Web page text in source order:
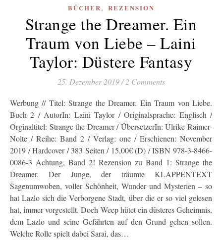
BÜCHER, REZENSION
Strange the Dreamer. Ein
Traum von Liebe – Laini
Taylor: Düstere Fantasy
25. Dezember 2019/ 2 Comments
Werbung // Titel: Strange the Dreamer. Ein Traum von Liebe.
Buch 2 / AutorIn: Laini Taylor / Originalsprache: Englisch /
Orginaltitel: Strange the Dreamer / ÜbersetzerIn: Ulrike Raimer-
Nolte / Reihe: Band 2 / Verlag: one / Erschienen: November
2019 / Hardcover / 383 Seiten / 15,00€ (D) / ISBN 978-3-8466-
0086-3 Achtung, Band 2! Rezension zu Band 1: Strange the
Dreamer. Der Junge, der träumte KLAPPENTEXT
Sagenumwoben, voller Schönheit, Wunder und Mysterien – so
hat Lazlo sich die Verborgene Stadt, über die er so viel gelesen
hat, immer vorgestellt. Doch Weep hütet ein düsteres Geheimnis,
dem Lazlo und seine Gefährten auf den Grund gehen sollen.
Welche Rolle spielt dabei Sarai, das…